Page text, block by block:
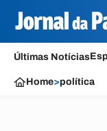
Últimas Notícias
Home>política